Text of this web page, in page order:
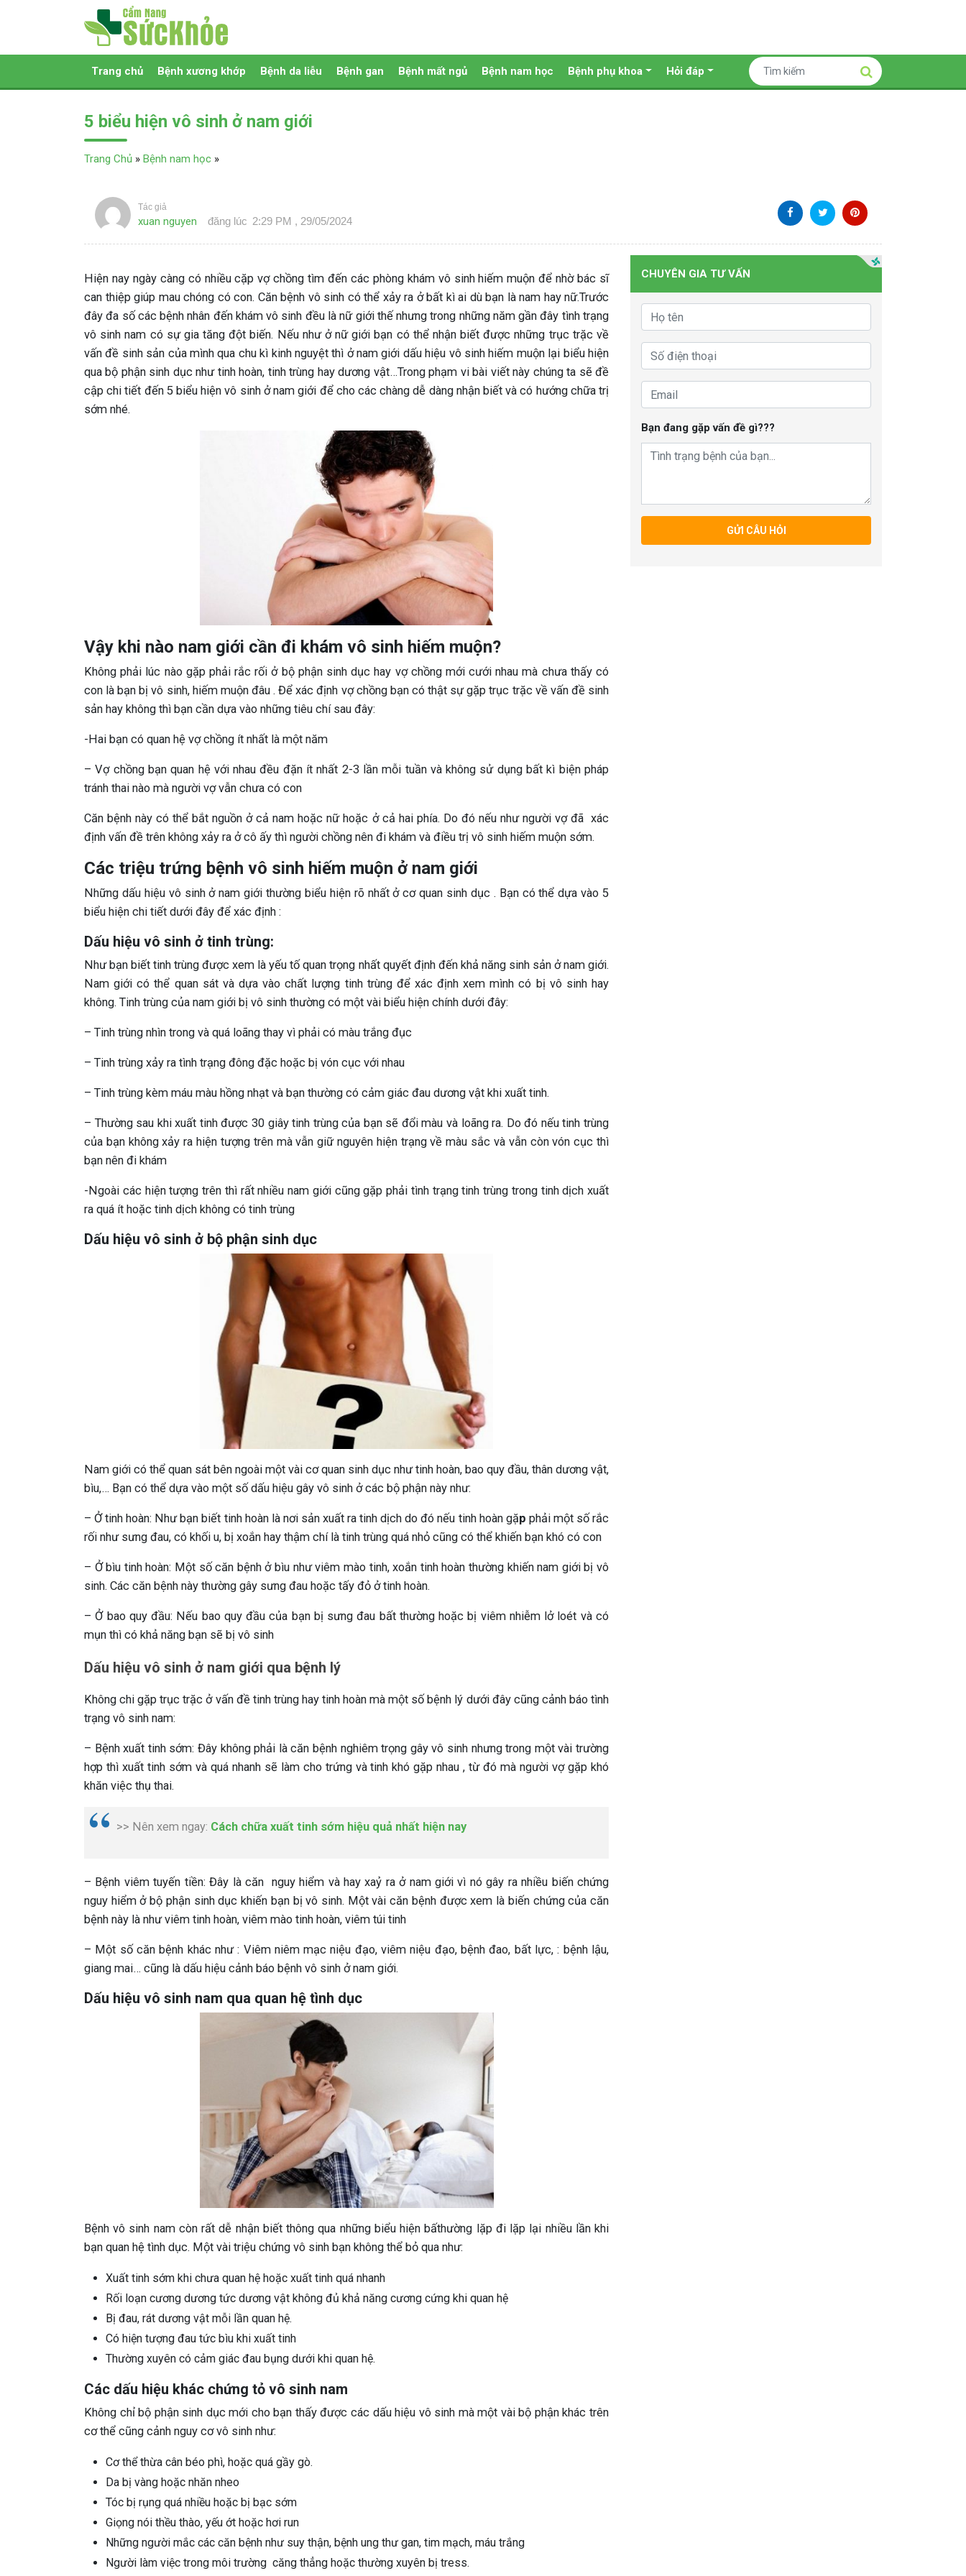
Trang chủ Bệnh xương khớp Bệnh da liễu Bệnh gan Bệnh mất ngủ Bệnh nam học Bệnh phụ khoa Hỏi đáp
5 biểu hiện vô sinh ở nam giới
Trang Chủ » Bệnh nam học »
Tác giả
xuan nguyen đăng lúc 2:29 PM , 29/05/2024
Hiện nay ngày càng có nhiều cặp vợ chồng tìm đến các phòng khám vô sinh hiếm muộn để nhờ bác sĩ
can thiệp giúp mau chóng có con. Căn bệnh vô sinh có thể xảy ra ở bất kì ai dù bạn là nam hay nữ.Trước
đây đa số các bệnh nhân đến khám vô sinh đều là nữ giới thế nhưng trong những năm gần đây tình trạng
vô sinh nam có sự gia tăng đột biến. Nếu như ở nữ giới bạn có thể nhận biết được những trục trặc về
vấn đề sinh sản của mình qua chu kì kinh nguyệt thì ở nam giới dấu hiệu vô sinh hiếm muộn lại biểu hiện
qua bộ phận sinh dục như tinh hoàn, tinh trùng hay dương vật…Trong phạm vi bài viết này chúng ta sẽ đề
cập chi tiết đến 5 biểu hiện vô sinh ở nam giới để cho các chàng dễ dàng nhận biết và có hướng chữa trị
sớm nhé.
Vậy khi nào nam giới cần đi khám vô sinh hiếm muộn?
Không phải lúc nào gặp phải rắc rối ở bộ phận sinh dục hay vợ chồng mới cưới nhau mà chưa thấy có
con là bạn bị vô sinh, hiếm muộn đâu . Để xác định vợ chồng bạn có thật sự gặp trục trặc về vấn đề sinh
sản hay không thì bạn cần dựa vào những tiêu chí sau đây:
-Hai bạn có quan hệ vợ chồng ít nhất là một năm
– Vợ chồng bạn quan hệ với nhau đều đặn ít nhất 2-3 lần mỗi tuần và không sử dụng bất kì biện pháp
tránh thai nào mà người vợ vẫn chưa có con
Căn bệnh này có thể bắt nguồn ở cả nam hoặc nữ hoặc ở cả hai phía. Do đó nếu như người vợ đã xác
định vấn đề trên không xảy ra ở cô ấy thì người chồng nên đi khám và điều trị vô sinh hiếm muộn sớm.
Các triệu trứng bệnh vô sinh hiếm muộn ở nam giới
Những dấu hiệu vô sinh ở nam giới thường biểu hiện rõ nhất ở cơ quan sinh dục . Bạn có thể dựa vào 5
biểu hiện chi tiết dưới đây để xác định :
Dấu hiệu vô sinh ở tinh trùng:
Như bạn biết tinh trùng được xem là yếu tố quan trọng nhất quyết định đến khả năng sinh sản ở nam giới.
Nam giới có thể quan sát và dựa vào chất lượng tinh trùng để xác định xem mình có bị vô sinh hay
không. Tinh trùng của nam giới bị vô sinh thường có một vài biểu hiện chính dưới đây:
– Tinh trùng nhìn trong và quá loãng thay vì phải có màu trắng đục
– Tinh trùng xảy ra tình trạng đông đặc hoặc bị vón cục với nhau
– Tinh trùng kèm máu màu hồng nhạt và bạn thường có cảm giác đau dương vật khi xuất tinh.
– Thường sau khi xuất tinh được 30 giây tinh trùng của bạn sẽ đổi màu và loãng ra. Do đó nếu tinh trùng
của bạn không xảy ra hiện tượng trên mà vẫn giữ nguyên hiện trạng về màu sắc và vẫn còn vón cục thì
bạn nên đi khám
-Ngoài các hiện tượng trên thì rất nhiều nam giới cũng gặp phải tình trạng tinh trùng trong tinh dịch xuất
ra quá ít hoặc tinh dịch không có tinh trùng
Dấu hiệu vô sinh ở bộ phận sinh dục
Nam giới có thể quan sát bên ngoài một vài cơ quan sinh dục như tinh hoàn, bao quy đầu, thân dương vật,
bìu,… Bạn có thể dựa vào một số dấu hiệu gây vô sinh ở các bộ phận này như:
– Ở tinh hoàn: Như bạn biết tinh hoàn là nơi sản xuất ra tinh dịch do đó nếu tinh hoàn gặp phải một số rắc
rối như sưng đau, có khối u, bị xoắn hay thậm chí là tinh trùng quá nhỏ cũng có thể khiến bạn khó có con
– Ở bìu tinh hoàn: Một số căn bệnh ở bìu như viêm mào tinh, xoắn tinh hoàn thường khiến nam giới bị vô
sinh. Các căn bệnh này thường gây sưng đau hoặc tấy đỏ ở tinh hoàn.
– Ở bao quy đầu: Nếu bao quy đầu của bạn bị sưng đau bất thường hoặc bị viêm nhiễm lở loét và có
mụn thì có khả năng bạn sẽ bị vô sinh
Dấu hiệu vô sinh ở nam giới qua bệnh lý
Không chi gặp trục trặc ở vấn đề tinh trùng hay tinh hoàn mà một số bệnh lý dưới đây cũng cảnh báo tình
trạng vô sinh nam:
– Bệnh xuất tinh sớm: Đây không phải là căn bệnh nghiêm trọng gây vô sinh nhưng trong một vài trường
hợp thì xuất tinh sớm và quá nhanh sẽ làm cho trứng và tinh khó gặp nhau , từ đó mà người vợ gặp khó
khăn việc thụ thai.
>> Nên xem ngay: Cách chữa xuất tinh sớm hiệu quả nhất hiện nay
– Bệnh viêm tuyến tiền: Đây là căn nguy hiểm và hay xaỷ ra ở nam giới vì nó gây ra nhiều biến chứng
nguy hiểm ở bộ phận sinh dục khiến bạn bị vô sinh. Một vài căn bệnh được xem là biến chứng của căn
bệnh này là như viêm tinh hoàn, viêm mào tinh hoàn, viêm túi tinh
– Một số căn bệnh khác như : Viêm niêm mạc niệu đạo, viêm niệu đạo, bệnh đao, bất lực, : bệnh lậu,
giang mai… cũng là dấu hiệu cảnh báo bệnh vô sinh ở nam giới.
Dấu hiệu vô sinh nam qua quan hệ tình dục
Bệnh vô sinh nam còn rất dễ nhận biết thông qua những biểu hiện bấthường lặp đi lặp lại nhiều lần khi
bạn quan hệ tình dục. Một vài triệu chứng vô sinh bạn không thể bỏ qua như:
Xuất tinh sớm khi chưa quan hệ hoặc xuất tinh quá nhanh
Rối loạn cương dương tức dương vật không đủ khả năng cương cứng khi quan hệ
Bị đau, rát dương vật mỗi lần quan hệ.
Có hiện tượng đau tức bìu khi xuất tinh
Thường xuyên có cảm giác đau bụng dưới khi quan hệ.
Các dấu hiệu khác chứng tỏ vô sinh nam
Không chỉ bộ phận sinh dục mới cho bạn thấy được các dấu hiệu vô sinh mà một vài bộ phận khác trên
cơ thể cũng cảnh nguy cơ vô sinh như:
Cơ thể thừa cân béo phì, hoặc quá gầy gò.
Da bị vàng hoặc nhăn nheo
Tóc bị rụng quá nhiều hoặc bị bạc sớm
Giọng nói thều thào, yếu ớt hoặc hơi run
Những người mắc các căn bệnh như suy thận, bệnh ung thư gan, tim mạch, máu trắng
Người làm việc trong môi trường căng thẳng hoặc thường xuyên bị tress.
CHUYÊN GIA TƯ VẤN
Bạn đang gặp vấn đề gì???
GỬI CÂU HỎI